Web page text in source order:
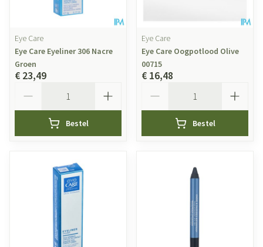
Eye Care
Eye Care Eyeliner 306 Nacre
Groen
€ 23,49
Bestel
Eye Care
Eye Care Oogpotlood Olive
00715
€ 16,48
Bestel